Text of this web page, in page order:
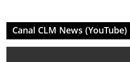
Canal CLM News (YouTube)